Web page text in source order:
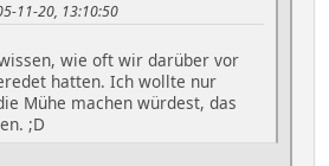
11-20, 13:10:50
wie oft wir darüber vor
hatten. Ich wollte nur
Mühe machen würdest, das
;D